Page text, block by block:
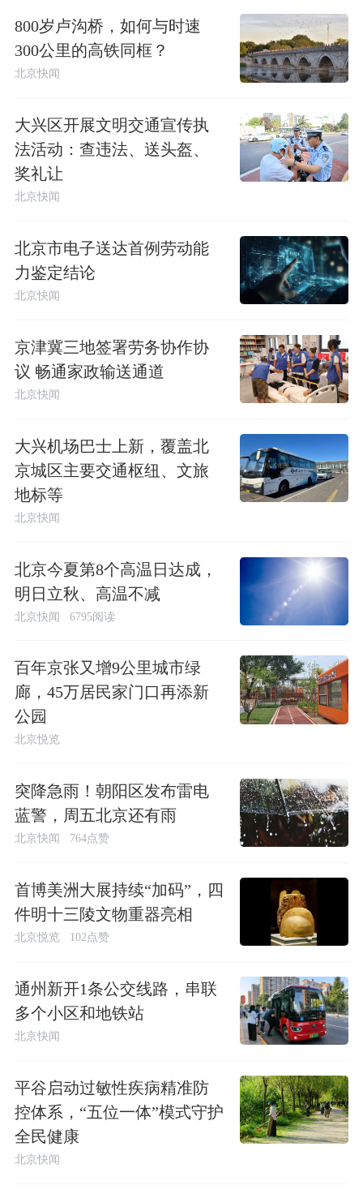
800岁卢沟桥，如何与时速
300公里的高铁同框？
北京快闻
大兴区开展文明交通宣传执
法活动：查违法、送头盔、
奖礼让
北京快闻
北京市电子送达首例劳动能
力鉴定结论
北京快闻
京津冀三地签署劳务协作协
议 畅通家政输送通道
北京快闻
大兴机场巴士上新，覆盖北
京城区主要交通枢纽、文旅
地标等
北京快闻
北京今夏第8个高温日达成，
明日立秋、高温不减
北京快闻 6795阅读
百年京张又增9公里城市绿
廊，45万居民家门口再添新
公园
北京悦览
突降急雨！朝阳区发布雷电
蓝警，周五北京还有雨
北京快闻 764点赞
首博美洲大展持续“加码”，四
件明十三陵文物重器亮相
北京悦览 102点赞
通州新开1条公交线路，串联
多个小区和地铁站
北京快闻
平谷启动过敏性疾病精准防
控体系，“五位一体”模式守护
全民健康
北京快闻